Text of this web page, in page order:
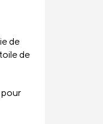
de
de
pour